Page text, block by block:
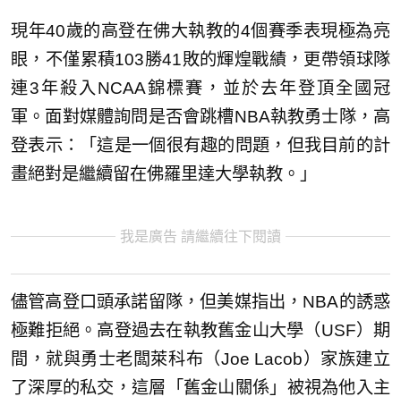
現年40歲的高登在佛大執教的4個賽季表現極為亮
眼，不僅累積103勝41敗的輝煌戰績，更帶領球隊
連3年殺入NCAA錦標賽，並於去年登頂全國冠
軍。面對媒體詢問是否會跳槽NBA執教勇士隊，高
登表示：「這是一個很有趣的問題，但我目前的計
畫絕對是繼續留在佛羅里達大學執教。」
我是廣告 請繼續往下閱讀
儘管高登口頭承諾留隊，但美媒指出，NBA的誘惑
極難拒絕。高登過去在執教舊金山大學（USF）期
間，就與勇士老闆萊科布（Joe Lacob）家族建立
了深厚的私交，這層「舊金山關係」被視為他入主